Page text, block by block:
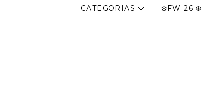
CATEGORIAS ❄️FW 26 ❄️